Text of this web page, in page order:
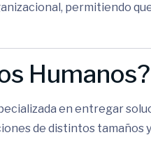
permitiendo
Humanos?
en entregar
de distintos tamaños